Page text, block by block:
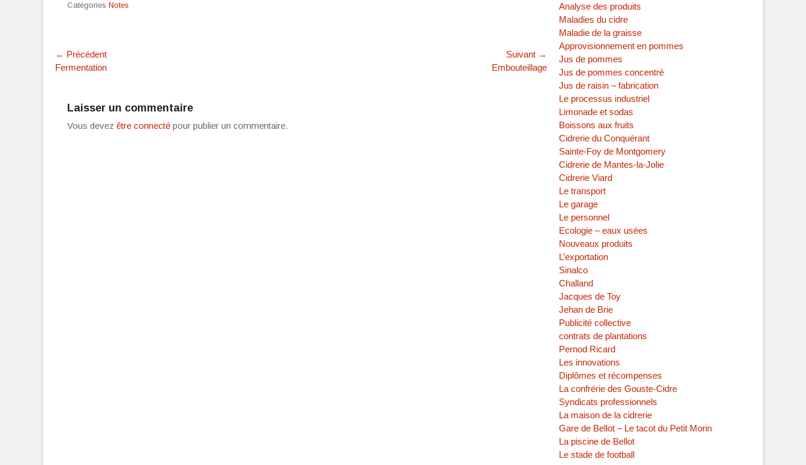
Catégories Notes
Navigation
← Précédent
Article
Fermentation
Suivant →
Embouteillage
Laisser un commentaire
Vous devez être connecté pour publier un commentaire.
Analyse des produits
Maladies du cidre
Maladie de la graisse
Approvisionnement en pommes
Jus de pommes
Jus de pommes concentré
Jus de raisin – fabrication
Le processus industriel
Limonade et sodas
Boissons aux fruits
Cidrerie du Conquérant
Sainte-Foy de Montgomery
Cidrerie de Mantes-la-Jolie
Cidrerie Viard
Le transport
Le garage
Le personnel
Ecologie – eaux usées
Nouveaux produits
L’exportation
Sinalco
Challand
Jacques de Toy
Jehan de Brie
Publicité collective
contrats de plantations
Pernod Ricard
Les innovations
Diplômes et récompenses
La confrérie des Gouste-Cidre
Syndicats professionnels
La maison de la cidrerie
Gare de Bellot – Le tacot du Petit Morin
La piscine de Bellot
Le stade de football